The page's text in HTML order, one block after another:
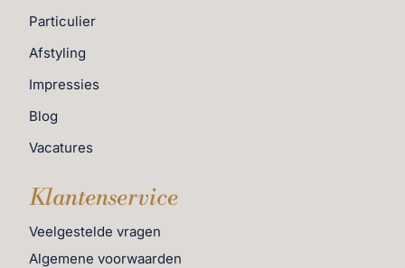
Particulier
Afstyling
Impressies
Blog
Vacatures
Klantenservice
Veelgestelde vragen
Algemene voorwaarden